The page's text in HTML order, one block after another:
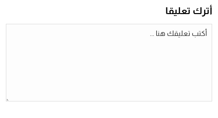
أترك تعليقا